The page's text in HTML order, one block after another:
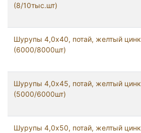
(8/10тыс.шт)
Шурупы 4,0x40, потай, желтый цинк
(6000/8000шт)
Шурупы 4,0x45, потай, желтый цинк
(5000/6000шт)
Шурупы 4,0x50, потай, желтый цинк